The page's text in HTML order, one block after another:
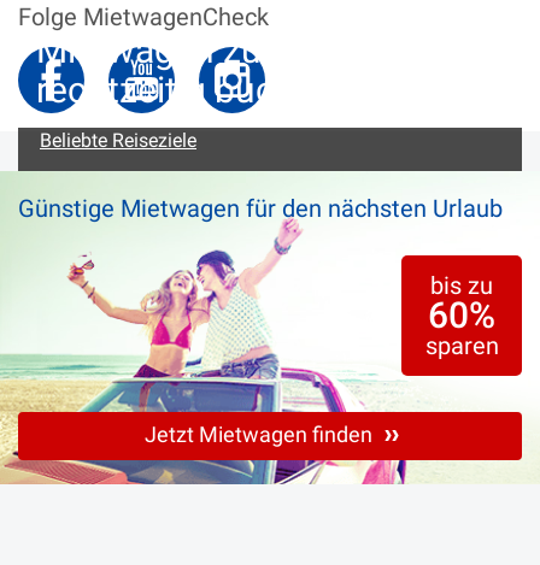
Mietwagen zu Ostern
rechtzeitig buchen
Beliebte Reiseziele
Folge MietwagenCheck
Günstige Mietwagen für den nächsten Urlaub
bis zu
60%
sparen
Jetzt Mietwagen finden